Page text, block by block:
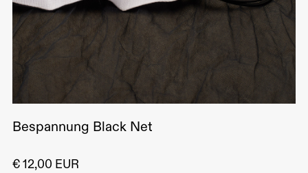
Bespannung Black Net
€ 12,00 EUR